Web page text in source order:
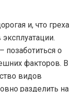
и, что греха
эксплуатации.
позаботиться о
факторов. В
видов
разделить на